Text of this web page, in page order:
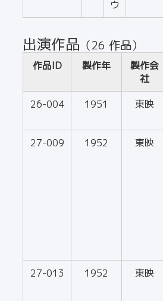
ウ
出演作品 （26 作品）
作品ID 製作年
製作会
社
26-004 1951 東映
27-009
1952 東映
27-013 1952 東映